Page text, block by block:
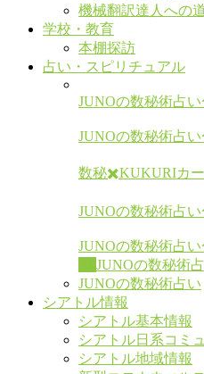
機械翻訳達人への
学校・教育
本棚探訪
占い・スピリチュアル
JUNOの数秘術占い
JUNOの数秘術占い
数秘✖️KUKURIカ
JUNOの数秘術占い
JUNOの数秘術占い
JUNOの数秘術
JUNOの数秘術占い
シアトル情報
シアトル基本情報
シアトル日系コミ
シアトル地域情報